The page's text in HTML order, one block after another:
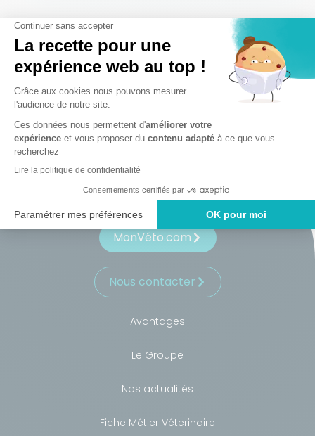
S'inscrire
MonVéto.com
Nous contacter
Avantages
Le Groupe
Nos actualités
Fiche Métier Véterinaire